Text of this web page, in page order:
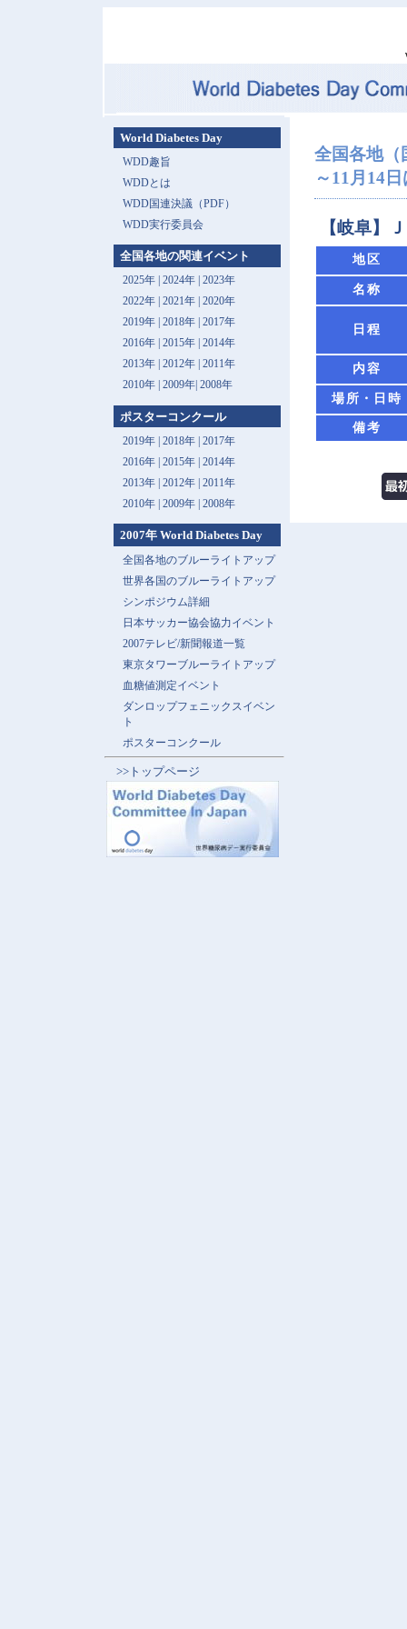
全国各地（
～11月14
【岐阜】
地区
名称
日程
内容
場所・日時
備考
World Diabetes Day
WDD趣旨
WDDとは
WDD国連決議（PDF）
WDD実行委員会
全国各地の関連イベント
2025年| 2024年| 2023年
2022年| 2021年| 2020年
2019年| 2018年| 2017年
2016年| 2015年| 2014年
2013年 | 2012年| 2011年
2010年| 2009年| 2008年
ポスターコンクール
2019年 | 2018年 | 2017年
2016年 | 2015年 | 2014年
2013年 | 2012年 | 2011年
2010年 | 2009年 | 2008年
2007年 World Diabetes Day
全国各地のブルーライトアップ
世界各国のブルーライトアップ
シンポジウム詳細
日本サッカー協会協力イベント
2007テレビ/新聞報道一覧
東京タワーブルーライトアップ
血糖値測定イベント
ダンロップフェニックスイベン
ト
ポスターコンクール
>>トップページ